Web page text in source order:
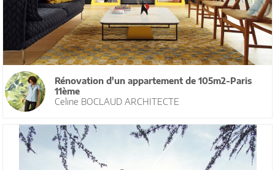
Rénovation d'un appartement de 105m2-Paris
11ème
Celine BOCLAUD ARCHITECTE